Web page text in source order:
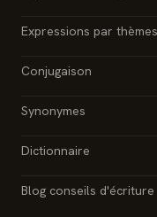
Expressions par thèmes
Conjugaison
Synonymes
Dictionnaire
Blog conseils d'écriture